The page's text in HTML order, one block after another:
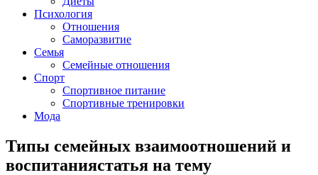
Психология
Отношения
Саморазвитие
Семья
Семейные отношения
Спорт
Спортивное питание
Спортивные тренировки
Мода
Типы семейных взаимоотношений и
воспитаниястатья на тему